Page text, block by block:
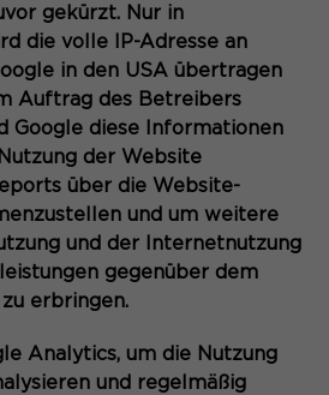
gekürzt. Nur in
die volle IP-Adresse an
in den USA übertragen
Auftrag des Betreibers
Google diese Informationen
der Website
über die Website-
und um weitere
und der Internetnutzung
gegenüber dem
erbringen.
Analytics, um die Nutzung
und regelmäßig